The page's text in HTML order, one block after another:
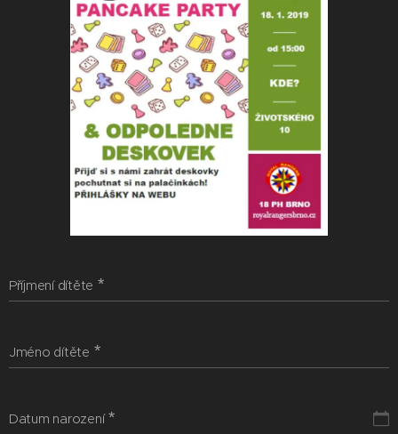
Příjmení dítěte
Jméno dítěte
Datum narození